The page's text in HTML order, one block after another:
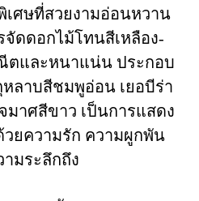
ศษที่สวยงามอ่อนหวาน
ดดอกไม้โทนสีเหลือง-
ตและหนาแน่น ประกอบ
ลาบสีชมพูอ่อน เยอบีร่า
มาศสีขาว เป็นการแสดง
วยความรัก ความผูกพัน
มระลึกถึง